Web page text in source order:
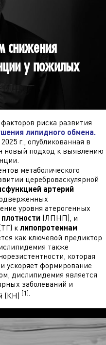
снижения
у пожилых
риска развития
липидного обмена.
г., опубликованная в
новый подход к выявлению
метаболического
цереброваскулярной
артерий
уровня атерогенных
(ЛПНП), и
к липопротеинам
как ключевой предиктор
также
которая
ускоряет формирование
дислипидемия является
заболеваний и
(КН) [1].